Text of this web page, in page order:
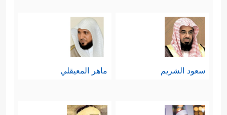
سعود الشريم ماهر المعيقلي